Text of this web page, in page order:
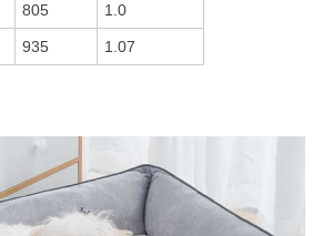
805 1.0
935 1.07